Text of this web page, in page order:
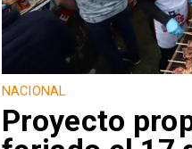
NACIONAL
Proyecto